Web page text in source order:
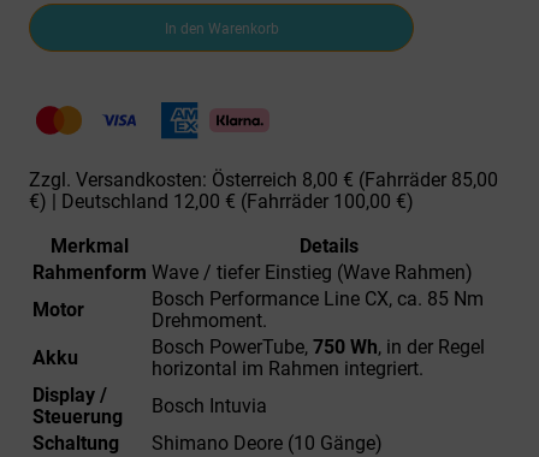
Pegasus
Premio
EVO
28"
750
Menge
In den Warenkorb
Zzgl. Versandkosten: Österreich 8,00 € (Fahrräder 85,00
€) | Deutschland 12,00 € (Fahrräder 100,00 €)
Merkmal
Details
Rahmenform Wave / tiefer Einstieg (Wave Rahmen)
Motor
Bosch Performance Line CX, ca. 85 Nm
Drehmoment.
Akku
Bosch PowerTube, 750 Wh, in der Regel
horizontal im Rahmen integriert.
Display /
Steuerung
Bosch Intuvia
Schaltung
Shimano Deore (10 Gänge)